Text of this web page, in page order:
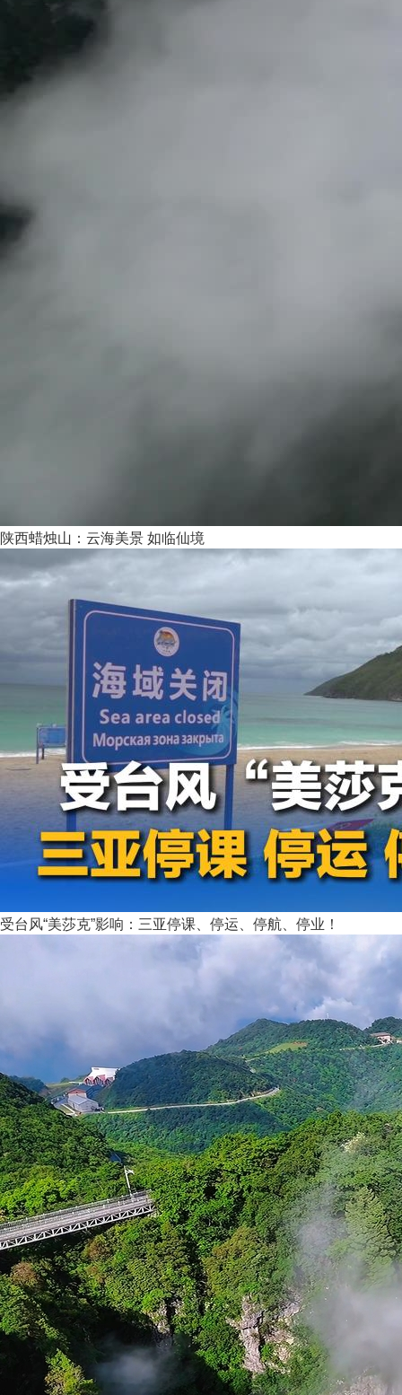
陕西蜡烛山：云海美景 如临仙境
受台风“美莎克”影响：三亚停课、停运、停航、停业！